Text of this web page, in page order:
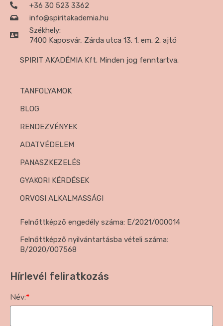
+36 30 523 3362
info@spiritakademia.hu
Székhely:
7400 Kaposvár, Zárda utca 13. 1. em. 2. ajtó
SPIRIT AKADÉMIA Kft. Minden jog fenntartva.
TANFOLYAMOK
BLOG
RENDEZVÉNYEK
ADATVÉDELEM
PANASZKEZELÉS
GYAKORI KÉRDÉSEK
ORVOSI ALKALMASSÁGI
Felnőttképző engedély száma: E/2021/000014
Felnőttképző nyilvántartásba vételi száma:
B/2020/007568
Hírlevél feliratkozás
Név:*